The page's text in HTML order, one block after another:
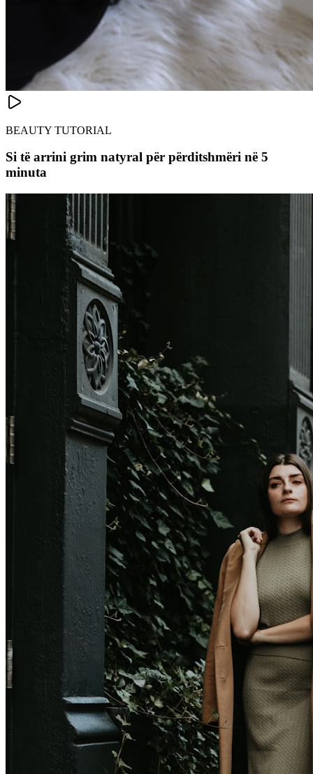
BEAUTY TUTORIAL
Si të arrini grim natyral për përditshmëri në 5
minuta